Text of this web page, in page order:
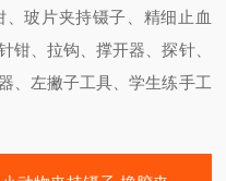
玻片夹持镊子、精细止血
钳、拉钩、撑开器、探针、
、左撇子工具、学生练手工